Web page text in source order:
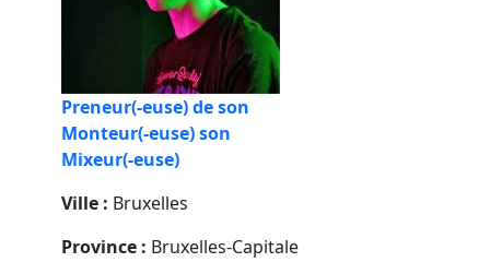
Preneur(-euse) de son
Monteur(-euse) son
Mixeur(-euse)
Ville : Bruxelles
Province : Bruxelles-Capitale